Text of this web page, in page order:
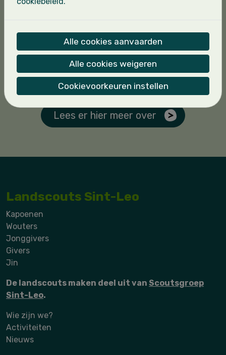
Lees er hier meer over
Landscouts Sint-Leo
Kapoenen
Wouters
Jonggivers
Givers
Jin
De landscouts maken deel uit van Scoutsgroep
Sint-Leo.
Wie zijn we?
Activiteiten
Nieuws
Alle cookies aanvaarden
Alle cookies weigeren
Cookievoorkeuren instellen